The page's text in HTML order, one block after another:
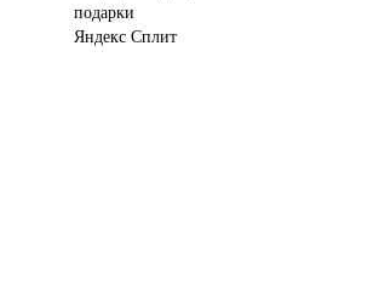
подарки
Яндекс Сплит